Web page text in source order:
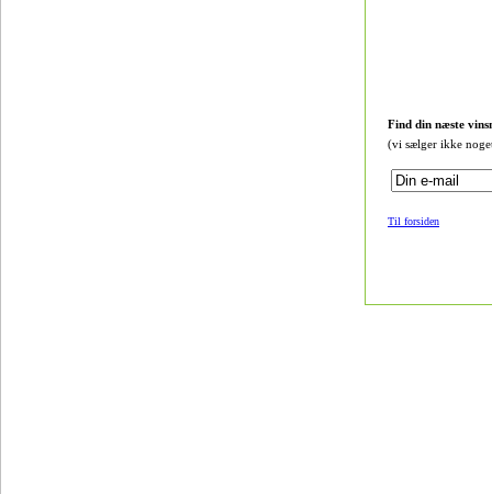
Find din næste
(vi sælger ikke
Til forsiden